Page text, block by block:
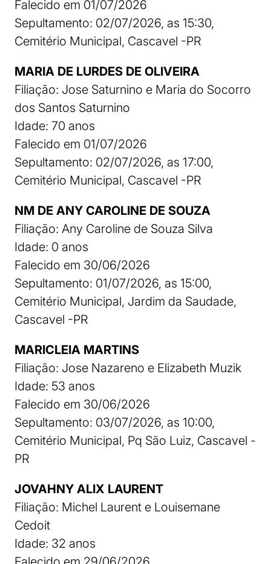
Falecido em 01/07/2026
Sepultamento: 02/07/2026, as 15:30,
Cemitério Municipal, Cascavel -PR
MARIA DE LURDES DE OLIVEIRA
Filiação: Jose Saturnino e Maria do Socorro
dos Santos Saturnino
Idade: 70 anos
Falecido em 01/07/2026
Sepultamento: 02/07/2026, as 17:00,
Cemitério Municipal, Cascavel -PR
NM DE ANY CAROLINE DE SOUZA
Filiação: Any Caroline de Souza Silva
Idade: 0 anos
Falecido em 30/06/2026
Sepultamento: 01/07/2026, as 15:00,
Cemitério Municipal, Jardim da Saudade,
Cascavel -PR
MARICLEIA MARTINS
Filiação: Jose Nazareno e Elizabeth Muzik
Idade: 53 anos
Falecido em 30/06/2026
Sepultamento: 03/07/2026, as 10:00,
Cemitério Municipal, Pq São Luiz, Cascavel -
PR
JOVAHNY ALIX LAURENT
Filiação: Michel Laurent e Louisemane
Cedoit
Idade: 32 anos